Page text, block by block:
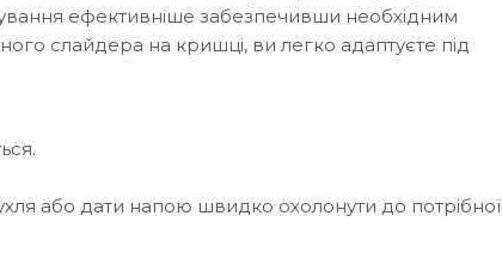
ефективніше забезпечивши необхідним
слайдера на кришці, ви легко адаптуєте під
або дати напою швидко охолонути до потрібної